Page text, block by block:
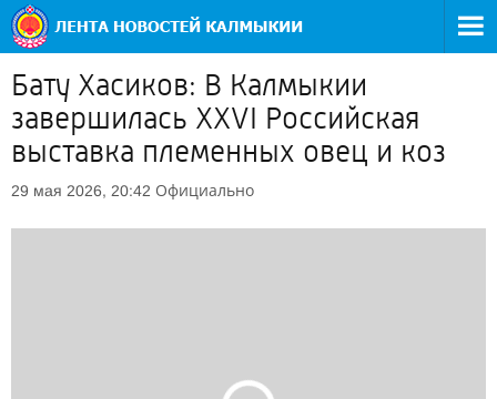
Бату Хасиков: В Калмыкии
завершилась XXVI Российская
выставка племенных овец и коз
29 мая 2026, 20:42 Официально